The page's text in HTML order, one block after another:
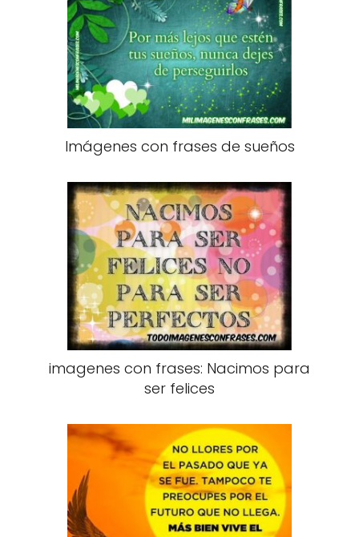
Imágenes con frases de sueños
imagenes con frases: Nacimos para
ser felices